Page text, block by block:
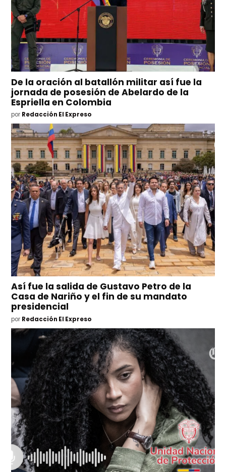
De la oración al batallón militar así fue la
jornada de posesión de Abelardo de la
Espriella en Colombia
por Redacción El Expreso
Así fue la salida de Gustavo Petro de la
Casa de Nariño y el fin de su mandato
presidencial
por Redacción El Expreso